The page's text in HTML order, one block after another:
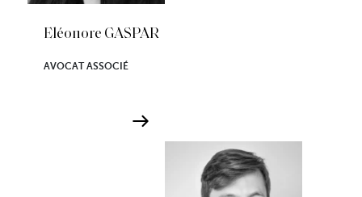
Eléonore GASPAR
AVOCAT ASSOCIÉ